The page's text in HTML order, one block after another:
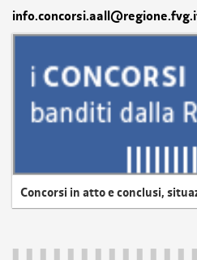
Concorsi in atto e conclusi,